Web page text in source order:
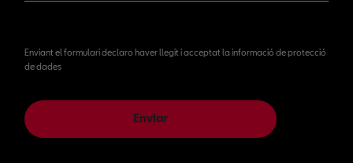
Enviant el formulari declaro haver llegit i acceptat la informació de protecció
de dades
Enviar